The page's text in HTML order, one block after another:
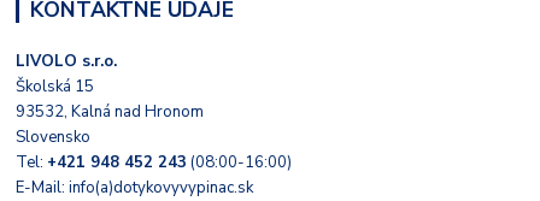
KONTAKTNÉ ÚDAJE
LIVOLO s.r.o.
Školská 15
93532, Kalná nad Hronom
Slovensko
Tel: +421 948 452 243 (08:00-16:00)
E-Mail: info(a)dotykovyvypinac.sk